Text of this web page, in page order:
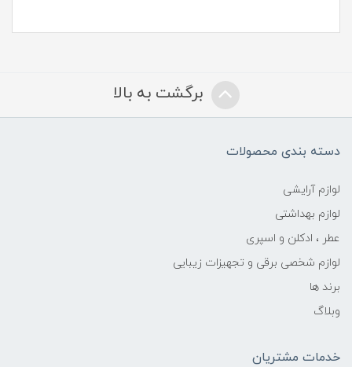
برگشت به بالا
دسته بندی محصولات
لوازم آرایشی
لوازم بهداشتی
عطر ، ادکلن و اسپری
لوازم شخصی برقی و تجهیزات زیبایی
برند ها
وبلاگ
خدمات مشتریان